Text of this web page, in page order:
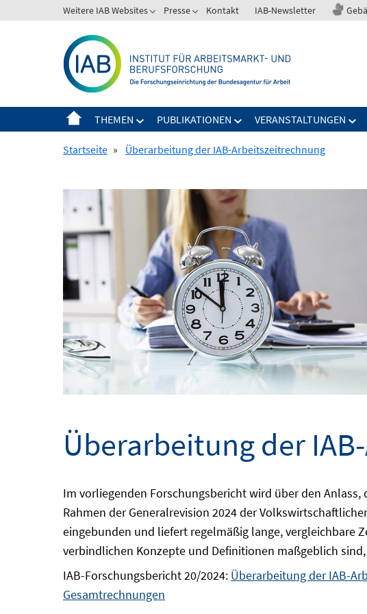
zum
Weitere IAB Websites Presse Kontakt IAB-Newsletter
THEMEN PUBLIKATIONEN VERANSTALTUNGEN
Startseite » Überarbeitung der IAB-Arbeitszeitrechnung
Überarbeitung der
Im vorliegenden Forschungsbericht wird über den
Rahmen der Generalrevision 2024 der
eingebunden und liefert regelmäßig lange, vergleichbare
verbindlichen Konzepte und Definitionen maßgeblich sind,
IAB-Forschungsbericht 20/2024: Überarbeitung der IAB-
Gesamtrechnungen